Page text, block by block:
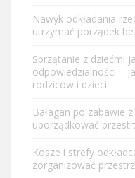
Nawyk odkładania
utrzymać porządek
Sprzątanie z dziećmi
odpowiedzialności –
rodziców i dzieci
Bałagan po zabawie
uporządkować
Kosze i strefy
zorganizować